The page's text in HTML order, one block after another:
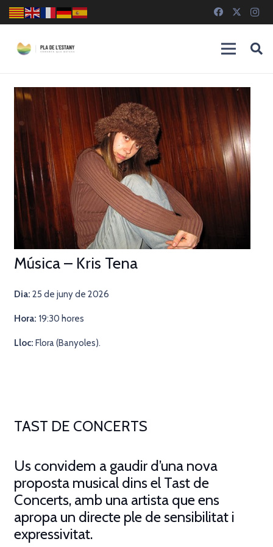
Música – Kris Tena
Dia: 25 de juny de 2026
Hora: 19:30 hores
Lloc: Flora(Banyoles).
TAST DE CONCERTS
Us convidem a gaudir d’una nova
proposta musical dins el Tast de
Concerts, amb una artista que ens
apropa un directe ple de sensibilitat i
expressivitat.